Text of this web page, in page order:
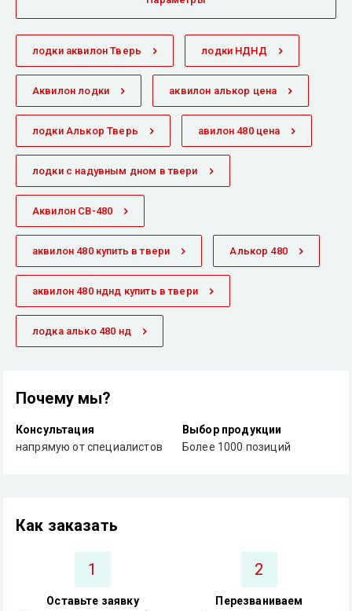
лодки аквилон Тверь лодки НДНД
Аквилон лодки аквилон алькор цена
лодки Алькор Тверь авилон 480 цена
лодки с надувным дном в твери
Аквилон СВ-480
аквилон 480 купить в твери Алькор 480
аквилон 480 нднд купить в твери
лодка алько 480 нд
Почему мы?
Консультация
напрямую от специалистов
Выбор продукции
Более 1000 позиций
Как заказать
1
Оставьте заявку
2
Перезваниваем